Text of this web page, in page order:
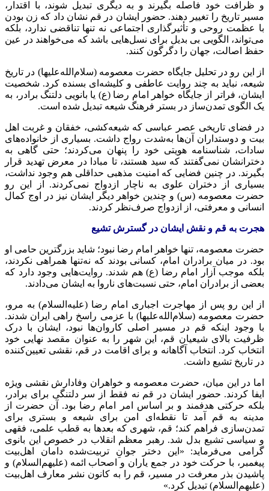
و ظرافت خود فاصله بگیرند و به دیگری تبدیل شوند، با اقتدار،
مسیر تاریخ را تغییر دهند. حضور ایشان در قم نشان داد که زن بودن
با عظمت روحی و تأثیرگذاری اجتماعی نه تنها تناقضی ندارد، بلکه
می‌تواند، الگویی بی بدیل برای نسل‌هایی باشد که می‌خواهند در عین
حفظ اصالت، جهان را دگرگون کنند.
از این رو در تحلیل جایگاه حضرت معصومه (سلام‌الله‌علیها) در تاریخ
شیعه، نباید به چند روایت عاطفی و کلیشه‌ای بسنده کرد. شخصیت
ایشان، فراتر از جایگاه خواهر امام رضا (ع) یا بانویی دلتنگ برادر، به
یک الگوی تمدن‌ساز در بستر فرهنگ شیعه تبدیل شده است.
در فضای تاریخی عصر عباسی که شیعه‌کشی، خفقان و غربت اهل
بیت و دوستداران آن‌ها به‌شدت رواج داشت. بسیاری از خانواده‌های
سادات، شناسنامه هویتی خود را پنهان می‌کردند؛ حتی گاهی به
دخترانشان نمی‌گفتند که سید هستند، تا مبادا در معرض تهدید قرار
بگیرند. در چنین فضایی که امنیت مذهبی حداقلی هم وجود نداشت،
بسیاری از دختران علوی به ناچار ازدواج نمی‌کردند. از این رو
حضرت معصومه (س) و چندین خواهر دیگر ایشان نیز در اوج کمال
انسانی و معرفتی، از ازدواج صرف‌نظر کردند.
هجرت به قم و نقش ایشان در گسترش تشیع
حضرت معصومه، تنها خواهر امام رضا نبود؛ شاید بزرگترین حامی او
بود. در میان برادران امام، کسانی بودند که نه‌تنها همراهی نکردند،
بلکه موجب آزار امام رضا (ع) هم شدند. روایت‌هایی وجود دارد که
بعضی از برادران امام، حتی نسبت‌های ناروا به ایشان می‌دادند.
از این رو پس از مهاجرت اجباری امام رضا (علیه‌السلام) به مرو،
حضرت معصومه (سلام‌الله‌علیها) با عزمی راسخ راهی ایران شدند.
با وجود اینکه قم در مسیر اصلی کاروان‌ها نبود، ایشان با درک
ظرفیت بالای شیعیان قم، این شهر را به عنوان مقصد نهایی خود
انتخاب کرد. انتخاب آگاهانه و برای اقامت در قم، نقشی تعیین‌کننده
در تاریخ تشیع داشت.
اما در این میان، حضرت معصومه و خواهران وفادارش نقشی ویژه
ایفا کردند. حضور ایشان در قم نه فقط از سر دلتنگی برای برادر،
بلکه حرکتی هدفمند و بر اساس امر امام رضا بود. آن حضرت از
مدینه به قم آمد تا نقطه‌ای امن برای شیعه و بستری برای
تمدن‌سازی فراهم کند؛ قم، شهری که بعدها به قطب علمی، فقهی
و سیاسی تشیع بدل شد. رهبر معظم انقلاب در خصوص این بانوی
گرامی می‌فرماید: «این دختر جوانِ تربیت‌شده دامان اهل‌بیت
پیغمبر، با حرکت خود در جمع یاران و اصحاب ائمه (علیهم‌السلام) و
پاشیدن بذر معرفت در مسیر، قم را به کانون نشر معارف اهل‌بیت
(علیهم‌السلام) تبدیل کرد.»